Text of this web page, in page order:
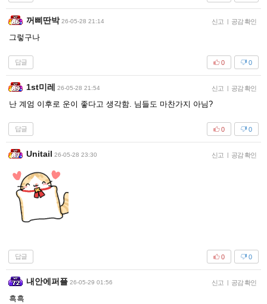
꺼삐딴박 26-05-28 21:14 신고 | 공감 확인
그렇구나
답글 0
0
1st미레 26-05-28 21:54 신고 | 공감 확인
난 계엄 이후로 운이 좋다고 생각함. 님들도 마찬가지 아님?
답글 0
0
Unitail 26-05-28 23:30 신고 | 공감 확인
답글 0
0
내안에퍼플 26-05-29 01:56 신고 | 공감 확인
흑흑